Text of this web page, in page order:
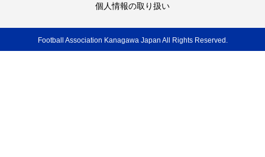
個人情報の取り扱い
Football Association Kanagawa Japan All Rights Reserved.